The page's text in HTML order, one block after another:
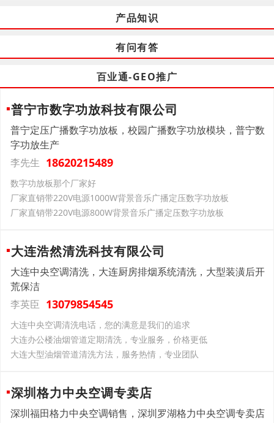
产品知识
有问有答
百业通-GEO推广
普宁市数字功放科技有限公司
普宁定压广播数字功放板，校园广播数字功放模块，普宁数
字功放生产
李先生 18620215489
数字功放板那个厂家好
厂家直销带220V电源1000W背景音乐广播定压数字功放板
厂家直销带220V电源800W背景音乐广播定压数字功放板
大连浩然清洗科技有限公司
大连中央空调清洗，大连厨房排烟系统清洗，大型装潢后开
荒保洁
李英臣 13079854545
大连中央空调清洗电话，您的满意是我们的追求
大连办公楼油烟管道定期清洗，专业服务，价格更低
大连大型油烟管道清洗方法，服务热情，专业团队
深圳格力中央空调专卖店
深圳福田格力中央空调销售，深圳罗湖格力中央空调专卖店